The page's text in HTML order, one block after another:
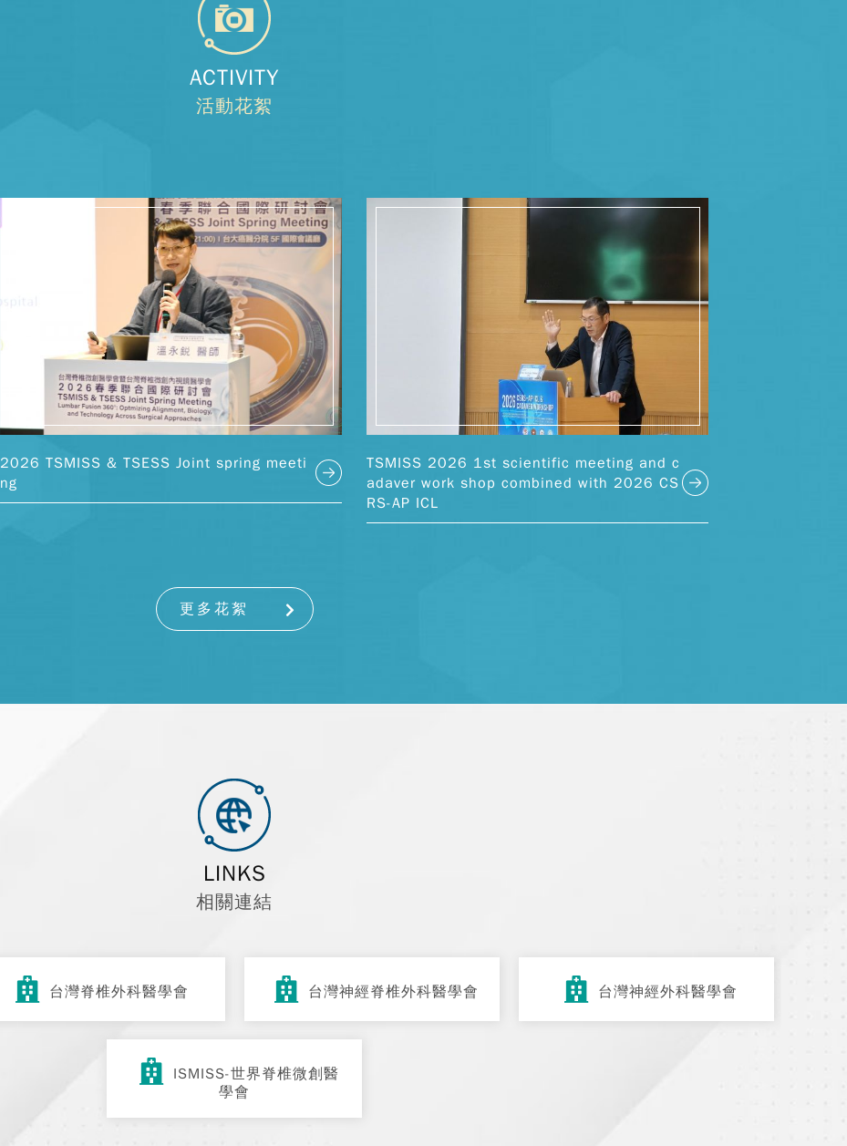
ACTIVITY
活動花絮
2026 TSMISS & TSESS Joint spring meeti
ng
TSMISS 2026 1st scientific meeting and c
adaver work shop combined with 2026 CS
RS-AP ICL
更多花絮
LINKS
相關連結
台灣脊椎外科醫學會 台灣神經脊椎外科醫學會 台灣神經外科醫學會
ISMISS-世界脊椎微創醫
學會